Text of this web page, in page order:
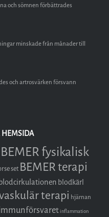
och sömnen förbättrades
minskade från månader till
och artrosvärken försvann
HEMSIDA
BEMER fysikalisk
set BEMER terapi
blodkärl
terapi hjärnan
inflammation